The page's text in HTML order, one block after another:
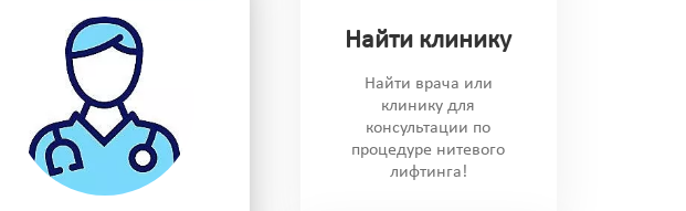
Найти клинику
Найти врача или
клинику для
консультации по
процедуре нитевого
лифтинга!